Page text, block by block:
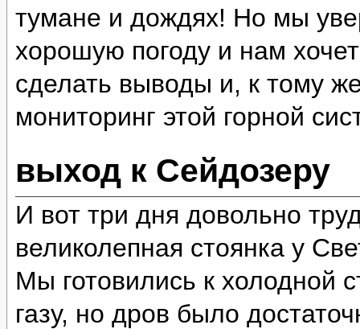
тумане и дождях! Но мы
хорошую погоду и нам
сделать выводы и, к тому
мониторинг этой горной
выход к Сейдозеру
И вот три дня довольно
великолепная стоянка у
Мы готовились к холодной
газу, но дров было